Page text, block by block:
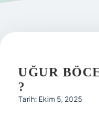
Yasal Uyarı
UĞUR
?
Tarih: Ekim 5, 2025